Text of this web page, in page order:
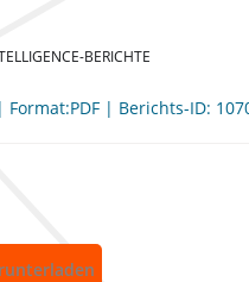
BERICHTE
| Berichts-ID: